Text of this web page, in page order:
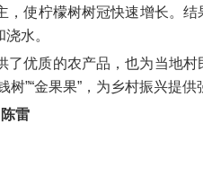
使柠檬树树冠快速增长。
水。
优质的农产品，也为当地
”“金果果”，为乡村振兴提供
雷